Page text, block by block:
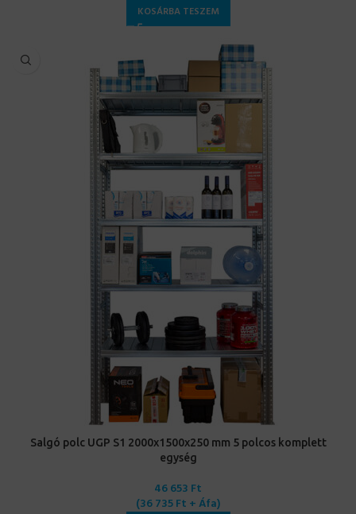
KOSÁRBA TESZEM
Salgó polc UGP S1 2000x1500x250 mm 5 polcos komplett
egység
46 653 Ft
(36 735Ft + Áfa)